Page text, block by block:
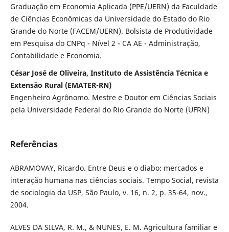
Graduação em Economia Aplicada (PPE/UERN) da Faculdade
de Ciências Econômicas da Universidade do Estado do Rio
Grande do Norte (FACEM/UERN). Bolsista de Produtividade
em Pesquisa do CNPq - Nível 2 - CA AE - Administração,
Contabilidade e Economia.
César José de Oliveira, Instituto de Assistência Técnica e
Extensão Rural (EMATER-RN)
Engenheiro Agrônomo. Mestre e Doutor em Ciências Sociais
pela Universidade Federal do Rio Grande do Norte (UFRN)
Referências
ABRAMOVAY, Ricardo. Entre Deus e o diabo: mercados e
interação humana nas ciências sociais. Tempo Social, revista
de sociologia da USP, São Paulo, v. 16, n. 2, p. 35-64, nov.,
2004.
ALVES DA SILVA, R. M., & NUNES, E. M. Agricultura familiar e